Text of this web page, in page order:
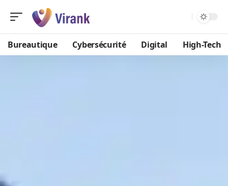
Bureautique Cybersécurité Digital High-Tech